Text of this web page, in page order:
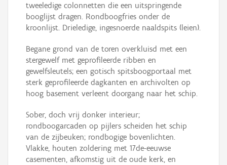
tweeledige colonnetten die een uitspringende
booglijst dragen. Rondboogfries onder de
kroonlijst. Drieledige, ingesnoerde naaldspits (leien).
Begane grond van de toren overkluisd met een
stergewelf met geprofileerde ribben en
gewelfsleutels; een gotisch spitsboogportaal met
sterk geprofileerde dagkanten en archivolten op
hoog basement verleent doorgang naar het schip.
Sober, doch vrij donker interieur;
rondboogarcaden op pijlers scheiden het schip
van de zijbeuken; rondbogige bovenlichten.
Vlakke, houten zoldering met 17de-eeuwse
casementen, afkomstig uit de oude kerk, en